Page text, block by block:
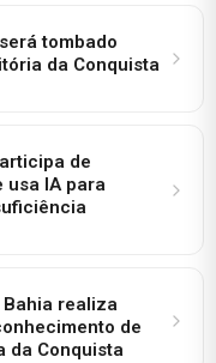
tombado
da Conquista
de
usa IA para
realiza
de
da Conquista